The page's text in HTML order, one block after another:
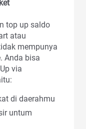
top up saldo
atau
mempunya
Anda bisa
via
di daerahmu
untum